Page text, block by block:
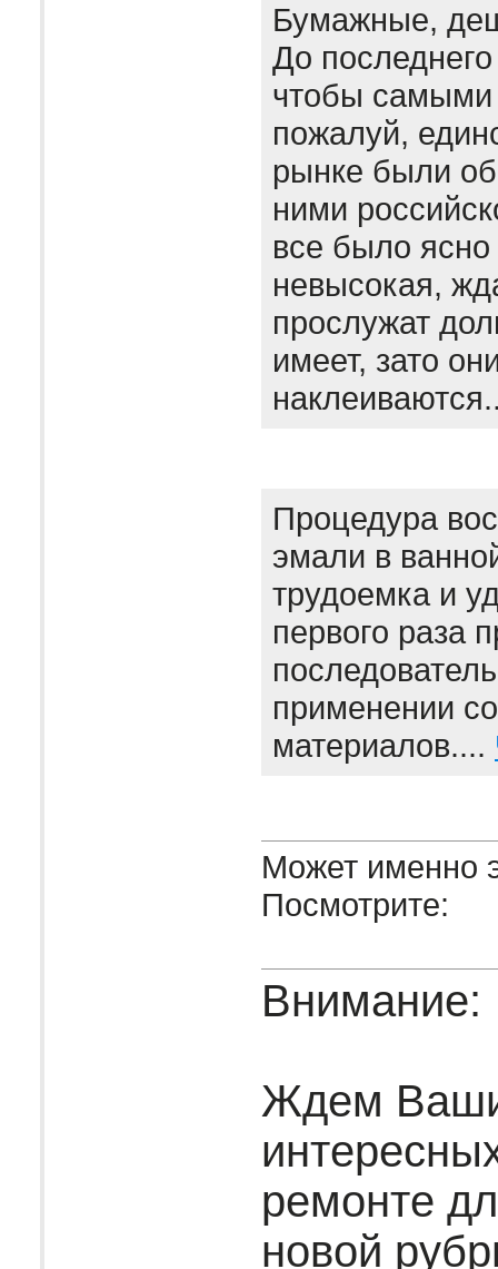
Бумажные,
До
чтобы
пожалуй,
рынке были
ними
все было
невысокая,
прослужат
имеет, зато
Процедура
эмали в
трудоемка и
первого раза
применении
материалов....
Может именно
Посмотрите:
Внимание:
Ждем
ремонте
новой